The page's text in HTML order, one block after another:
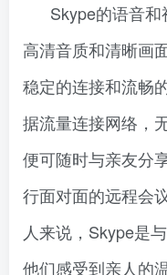
Skype的语音
高清音质和清晰画
稳定的连接和流畅
据流量连接网络，
便可随时与亲友分
行面对面的远程会
人来说，Skype是
他们感受到亲人的